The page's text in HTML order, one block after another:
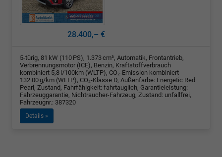
28.400,– €
5-türig, 81 kW (110 PS), 1.373 cm³, Automatik, Frontantrieb,
Verbrennungsmotor (ICE), Benzin, Kraftstoffverbrauch
kombiniert 5,8 l/100km (WLTP), CO₂-Emission kombiniert
132.00 g/km (WLTP), CO₂-Klasse D, Außenfarbe: Energetic Red
Pearl, Zustand, Fahrfähigkeit: fahrtauglich, Garantieleistung:
Fahrzeuggarantie, Nichtraucher-Fahrzeug, Zustand: unfallfrei,
Fahrzeugnr.: 387320
Details »